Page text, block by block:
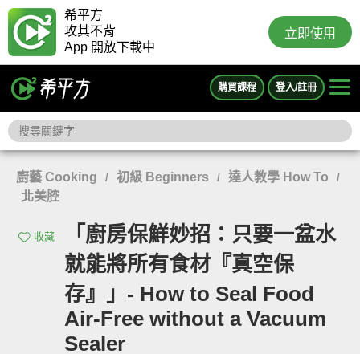
希平方
攻其不背
App 開放下載中
立即使用
購買課程 登入/註冊
廚藝 Cooking / 初級 Beginners / 達人教學 How To /
北美腔
收藏
「廚房保鮮妙招：只要一盆水
就能將所有食材『真空保
存』」- How to Seal Food
Air-Free without a Vacuum
Sealer